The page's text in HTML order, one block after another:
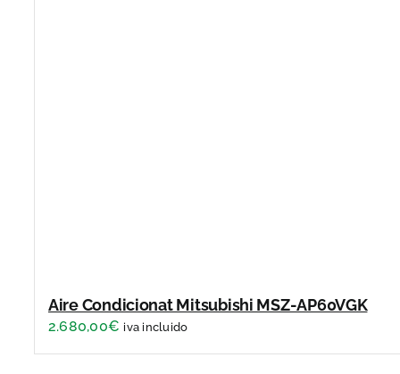
Aire Condicionat Mitsubishi MSZ-AP60VGK
2.680,00€ iva incluido